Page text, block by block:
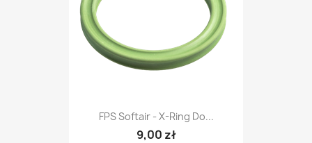
FPS Softair - X-Ring Do...
9,00 zł